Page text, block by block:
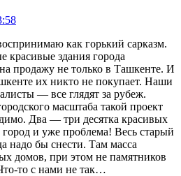
как горький сарказм.
красивые здания города
продажу не только в Ташкенте. И
их никто не покупает. Наши
— все глядят за рубеж.
масштаба такой проект
Два — три десятка красивых
город и уже проблема! Весь старый
надо бы снести. Там масса
домов, при этом не памятников
то с нами не так…